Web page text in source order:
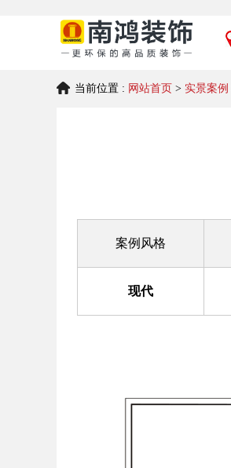
当前位置 : 网站首页 > 实景案例
案例风格
现代